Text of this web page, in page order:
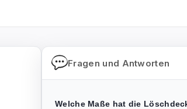
Fragen und Antworten
Welche Maße hat die